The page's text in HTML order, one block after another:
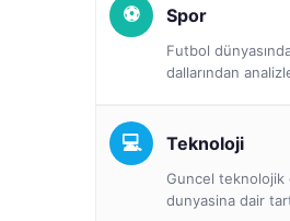
Spor
Futbol
dallarından
Teknoloji
Guncel teknolojik
dunyasina dair